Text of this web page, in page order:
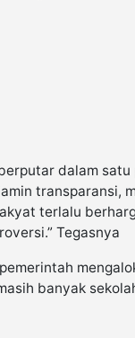
dalam satu
transparansi,
terlalu
Tegasnya
banyak